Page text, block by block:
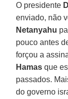
O presidente
enviado, não
Netanyahu
pouco antes
forçou a
Hamas que
passados.
do governo